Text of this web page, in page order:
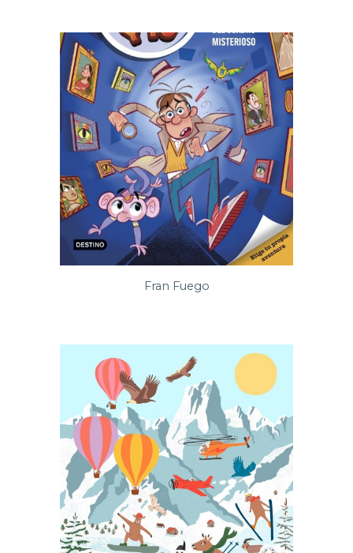
Fran Fuego